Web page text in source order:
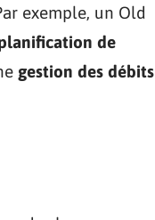
exemple, un Old
de
gestion des débits